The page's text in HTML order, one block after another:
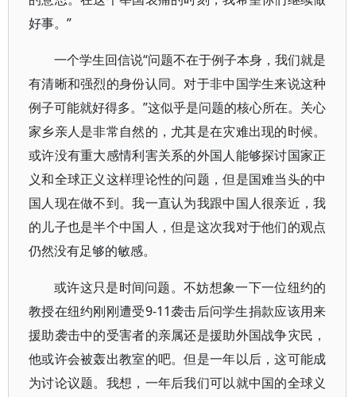
好事。”
一个学生回信说“问题不在于例子本身，我们就是
有清晰和强烈的身份认同。对于非中国学生来说这种
例子可能就好得多。”这似乎是问题的核心所在。关心
家乡亲人是非常自然的，尤其是在灾难出现的时候。
或许没有重大感情利害关系的外国人能够探讨国家正
义和全球正义这样理论性的问题，但是国难当头的中
国人现在做不到。我一直认为我跟中国人很亲近，我
的儿子也是半个中国人，但是这次我对于他们的观点
仍然没有足够的敏感。
或许这只是时间问题。不妨想象一下一位纽约的
教授在纽约刚刚遭受9-11袭击后问学生捐款应该用来
援助袭击中的受害者的亲属还是援助外国战争灾民，
他或许会被轰出教室的吧。但是一年以后，这可能成
为讨论议题。我想，一年后我们可以就中国的全球义